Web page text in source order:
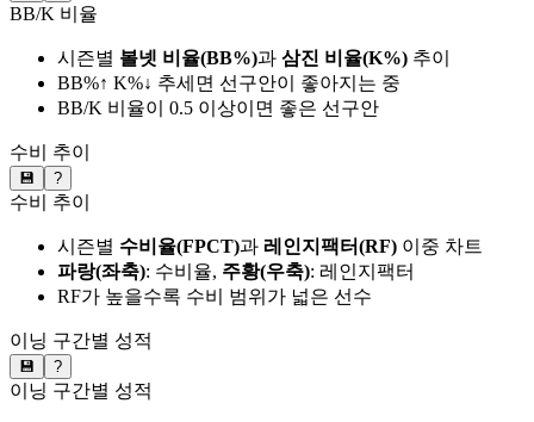
BB/K 비율
시즌별 볼넷 비율(BB%)과 삼진 비율(K%) 추이
BB%↑ K%↓ 추세면 선구안이 좋아지는 중
BB/K 비율이 0.5 이상이면 좋은 선구안
수비 추이
💾 ?
수비 추이
시즌별 수비율(FPCT)과 레인지팩터(RF) 이중 차트
파랑(좌축): 수비율, 주황(우축): 레인지팩터
RF가 높을수록 수비 범위가 넓은 선수
이닝 구간별 성적
💾 ?
이닝 구간별 성적